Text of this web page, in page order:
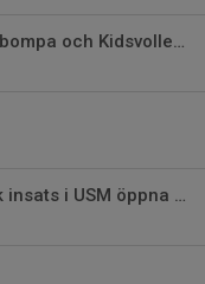
Säsongsavslutning för Volleybompa och Kidsvolley 1–3
Silver till Göteborg efter stark insats i USM öppna klassen